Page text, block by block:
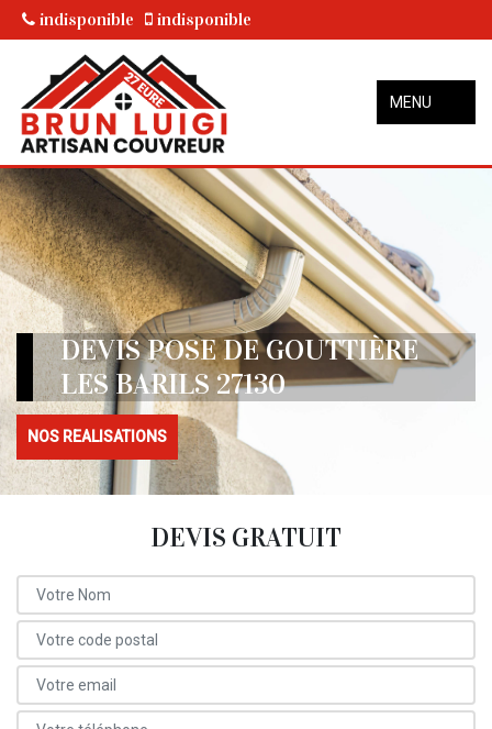
indisponible indisponible
MENU
DEVIS POSE DE GOUTTIÈRE
LES BARILS 27130
NOS REALISATIONS
DEVIS GRATUIT